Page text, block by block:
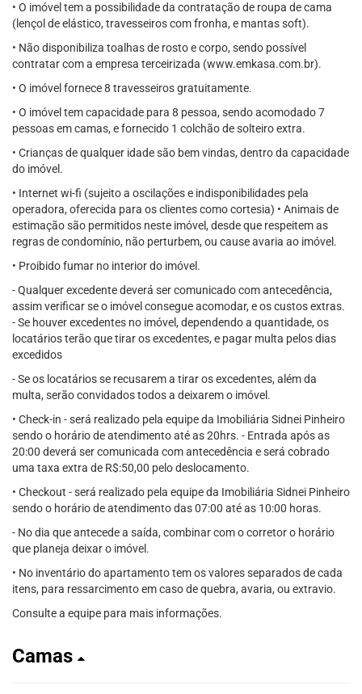
• O imóvel tem a possibilidade da contratação de roupa de cama
(lençol de elástico, travesseiros com fronha, e mantas soft).
• Não disponibiliza toalhas de rosto e corpo, sendo possível
contratar com a empresa terceirizada (www.emkasa.com.br).
• O imóvel fornece 8 travesseiros gratuitamente.
• O imóvel tem capacidade para 8 pessoa, sendo acomodado 7
pessoas em camas, e fornecido 1 colchão de solteiro extra.
• Crianças de qualquer idade são bem vindas, dentro da capacidade
do imóvel.
• Internet wi-fi (sujeito a oscilações e indisponibilidades pela
operadora, oferecida para os clientes como cortesia) • Animais de
estimação são permitidos neste imóvel, desde que respeitem as
regras de condomínio, não perturbem, ou cause avaria ao imóvel.
• Proibido fumar no interior do imóvel.
- Qualquer excedente deverá ser comunicado com antecedência,
assim verificar se o imóvel consegue acomodar, e os custos extras.
- Se houver excedentes no imóvel, dependendo a quantidade, os
locatários terão que tirar os excedentes, e pagar multa pelos dias
excedidos
- Se os locatários se recusarem a tirar os excedentes, além da
multa, serão convidados todos a deixarem o imóvel.
• Check-in - será realizado pela equipe da Imobiliária Sidnei Pinheiro
sendo o horário de atendimento até as 20hrs. - Entrada após as
20:00 deverá ser comunicada com antecedência e será cobrado
uma taxa extra de R$:50,00 pelo deslocamento.
• Checkout - será realizado pela equipe da Imobiliária Sidnei Pinheiro
sendo o horário de atendimento das 07:00 até as 10:00 horas.
- No dia que antecede a saída, combinar com o corretor o horário
que planeja deixar o imóvel.
• No inventário do apartamento tem os valores separados de cada
itens, para ressarcimento em caso de quebra, avaria, ou extravio.
Consulte a equipe para mais informações.
Camas